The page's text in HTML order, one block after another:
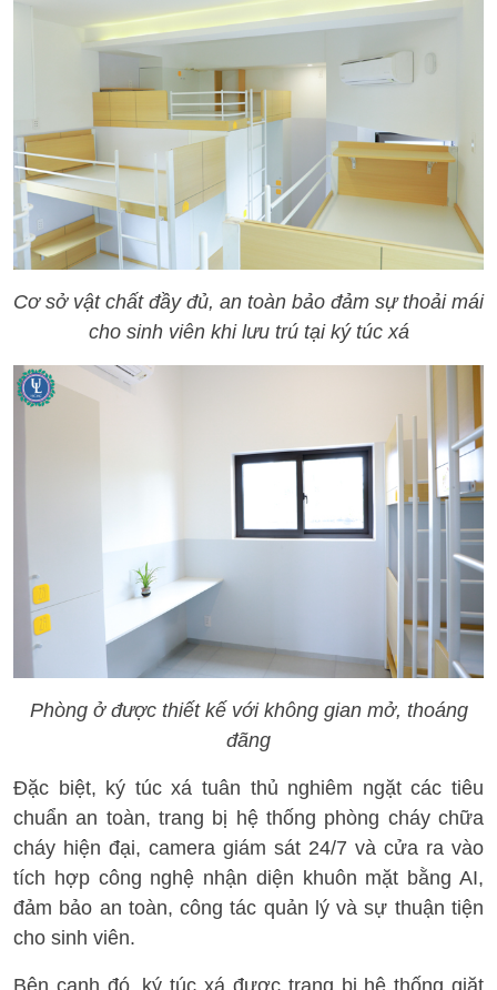
Cơ sở vật chất đầy đủ, an toàn bảo đảm sự thoải mái
cho sinh viên khi lưu trú tại ký túc xá
Phòng ở được thiết kế với không gian mở, thoáng
đãng
Đặc biệt, ký túc xá tuân thủ nghiêm ngặt các tiêu
chuẩn an toàn, trang bị hệ thống phòng cháy chữa
cháy hiện đại, camera giám sát 24/7 và cửa ra vào
tích hợp công nghệ nhận diện khuôn mặt bằng AI,
đảm bảo an toàn, công tác quản lý và sự thuận tiện
cho sinh viên.